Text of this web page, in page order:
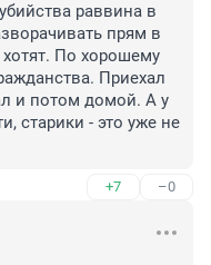
раввина в
прям в
хотят. По хорошему
Приехал
и потом домой. А у
старики - это уже не
+7 –0